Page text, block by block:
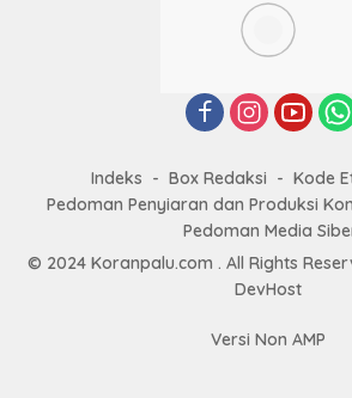
Indeks Box Redaksi
Kode
Pedoman Penyiaran dan Produksi
Pedoman Media
© 2024 Koranpalu.com . All Rights
DevHost
Versi Non AMP